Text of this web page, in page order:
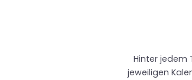
Hinter jedem
jeweiligen